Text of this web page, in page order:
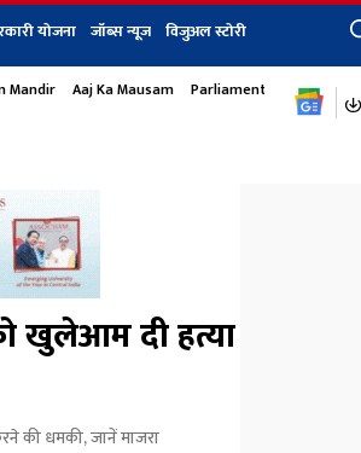
योजना जॉब्स न्यूज विजुअल स्टोरी
जॉब्स
Mandir Aaj Ka Mausam Parliament Monsoon
खुलेआम दी हत्या
की धमकी, जानें माजरा